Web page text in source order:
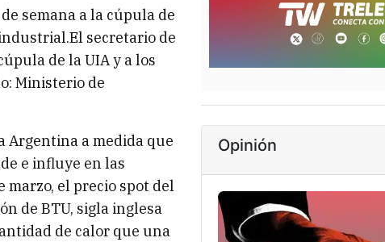
semana a la cúpula de
secretario de
de la UIA y a los
Ministerio de
Argentina a medida que
e influye en las
marzo, el precio spot del
de BTU, sigla inglesa
de calor que una
Opinión